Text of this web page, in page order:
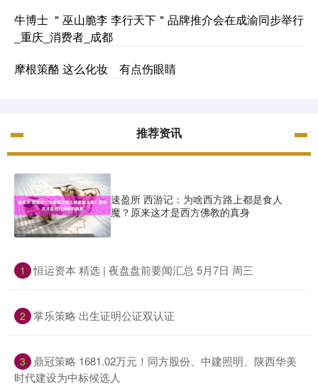
牛博士 ＂巫山脆李 李行天下＂品牌推介会在成渝同步举行
_重庆_消费者_成都
摩根策酪 这么化妆 有点伤眼睛
推荐资讯
速盈所 西游记：为啥西方路上都是食人
魔？原来这才是西方佛教的真身
1 ​恒运资本 精选 | 夜盘盘前要闻汇总 5月7日 周三
2 ​掌乐策略 出生证明公证双认证
3
​鼎冠策略 1681.02万元！同方股份、中建照明、陕西华美
时代建设为中标候选人